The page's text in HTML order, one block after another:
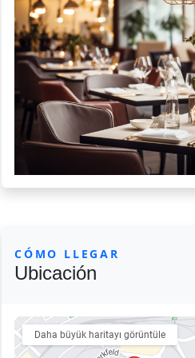
CÓMO LLEGAR
Ubicación